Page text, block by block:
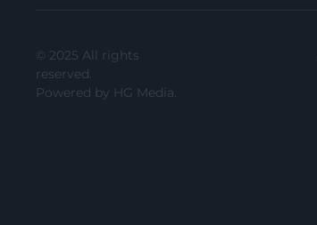
© 2025 All rights
reserved.
Powered by HG Media.